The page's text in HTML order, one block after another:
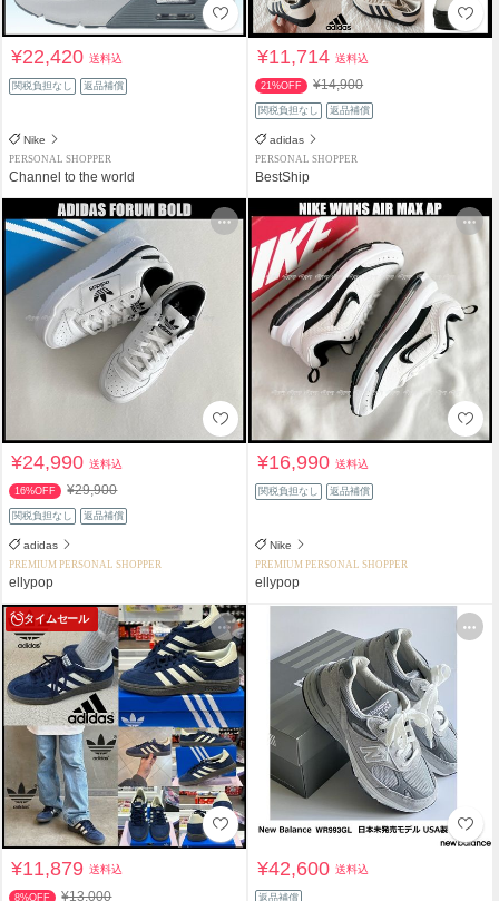
¥22,420送料込
関税負担なし 返品補償
Nike
PERSONAL SHOPPER
Channel to the world
¥11,714送料込
21%OFF ¥14,900
関税負担なし 返品補償
adidas
PERSONAL SHOPPER
BestShip
¥24,990送料込
16%OFF ¥29,900
関税負担なし 返品補償
adidas
PREMIUM PERSONAL SHOPPER
ellypop
¥16,990送料込
関税負担なし 返品補償
Nike
PREMIUM PERSONAL SHOPPER
ellypop
タイムセール
¥11,879送料込
8%OFF ¥13,000
¥42,600送料込
返品補償